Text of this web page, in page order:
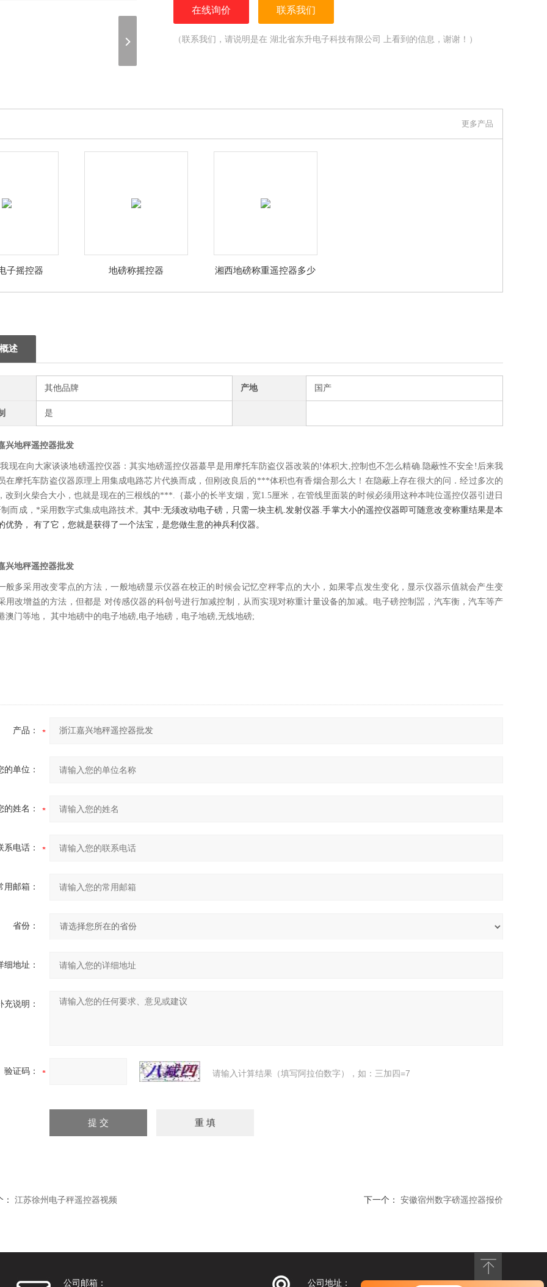
在线询价 联系我们
（联系我们，请说明是在 湖北省东升电子科技有限公司 上看到的信息，谢谢！）
更多产品
子摇控器 地磅称摇控器
湘西地磅称重遥控器多少
述
其他品牌 产地 国产
是
兴地秤遥控器批发
现在向大家谈谈地磅遥控仪器：其实地磅遥控仪器蕞早是用摩托车防盗仪器改装的!体积大,控制也不怎么精确.隐蔽性不安全!后来我
在摩托车防盗仪器原理上用集成电路芯片代换而成，但刚改良后的***体积也有香烟合那么大！在隐蔽上存在很大的问．经过多次的
改到火柴合大小，也就是现在的三根线的***.｛蕞小的长半支烟，宽1.5厘米，在管线里面装的时候必须用这种本吨位遥控仪器引进日
而成，*采用数字式集成电路技术。 其中:无须改动电子磅，只需一块主机.发射仪器.手掌大小的遥控仪器即可随意改变称重结果是本
优势， 有了它，您就是获得了一个法宝，是您做生意的神兵利仪器。
兴地秤遥控器批发
般多采用改变零点的方法，一般地磅显示仪器在校正的时候会记忆空秤零点的大小，如果零点发生变化，显示仪器示值就会产生变
用改增益的方法，但都是 对传感仪器的科创号进行加减控制，从而实现对称重计量设备的加减。电子磅控制噐，汽车衡，汽车等产
澳门等地， 其中地磅中的电子地磅,电子地磅，电子地磅,无线地磅;
产品：
的单位：
的姓名：
系电话：
用邮箱：
省份：
细地址：
充说明：
验证码： 请输入计算结果（填写阿拉伯数字），如：三加四=7
江苏徐州电子秤遥控器视频 下一个： 安徽宿州数字磅遥控器报价
公司邮箱： 公司地址：